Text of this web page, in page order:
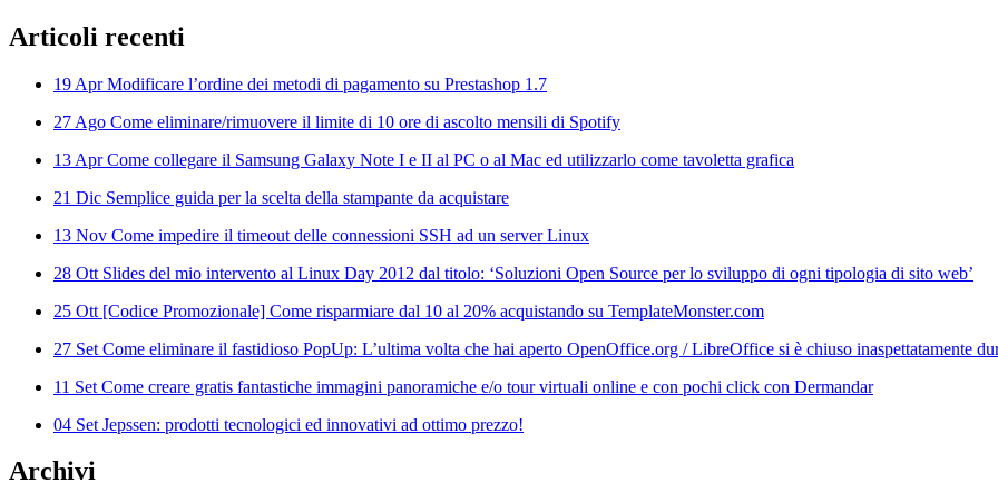
Articoli recenti
19 Apr Modificare l’ordine dei metodi di pagamento su Prestashop 1.7
27 Ago Come eliminare/rimuovere il limite di 10 ore di ascolto mensili di Spotify
13 Apr Come collegare il Samsung Galaxy Note I e II al PC o al Mac ed utilizzarlo come tavoletta grafica
21 Dic Semplice guida per la scelta della stampante da acquistare
13 Nov Come impedire il timeout delle connessioni SSH ad un server Linux
28 Ott Slides del mio intervento al Linux Day 2012 dal titolo: ‘Soluzioni Open Source per lo sviluppo di ogni tipologia di sito web’
25 Ott [Codice Promozionale] Come risparmiare dal 10 al 20% acquistando su TemplateMonster.com
27 Set Come eliminare il fastidioso PopUp: L’ultima volta che hai aperto OpenOffice.org / LibreOffice si è chiuso inaspettatamente
11 Set Come creare gratis fantastiche immagini panoramiche e/o tour virtuali online e con pochi click con Dermandar
04 Set Jepssen: prodotti tecnologici ed innovativi ad ottimo prezzo!
Archivi